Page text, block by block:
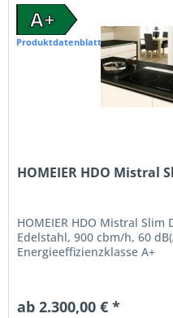
A+
Produktdatenblatt
HOMEIER HDO Mistral
HOMEIER HDO Mistral
Edelstahl, 900 cbm/h, 60
Energieeffizienzklasse A+
ab 2.300,00 € *